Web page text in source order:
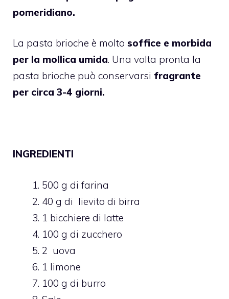
pomeridiano.
La pasta brioche è molto soffice e morbida
per la mollica umida. Una volta pronta la
pasta brioche può conservarsi fragrante
per circa 3-4 giorni.
INGREDIENTI
500 g di farina
40 g di lievito di birra
1 bicchiere di latte
100 g di zucchero
2 uova
1 limone
100 g di burro